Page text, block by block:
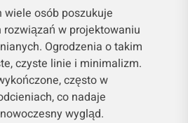
wiele osób poszukuje
w projektowaniu
Ogrodzenia o takim
czyste linie i minimalizm.
często w
co nadaje
wygląd.